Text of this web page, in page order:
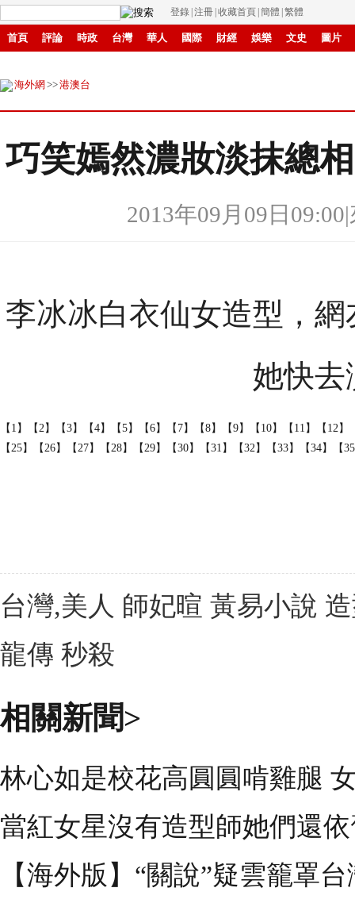
登錄 注冊 收藏首頁 簡體 繁體
首頁 評論 時政 台灣 華人 國際 財經 娛樂 文史 圖片
海外網 >>港澳台
巧笑嫣然濃妝淡抹總
2013年09月09日09:00|
李冰冰白衣仙女造型，
她快去
【1】 【2】 【3】 【4】 【5】 【6】 【7】 【8】 【9】 【10】 【11】 【12】
【25】
【26】 【27】 【28】 【29】 【30】 【31】 【32】 【33】 【34】 【
台灣,美人 師妃暄 黃易小說
龍傳 秒殺
相關新聞>
林心如是校花高圓圓啃雞腿
當紅女星沒有造型師她們還
【海外版】“關說”疑雲籠罩